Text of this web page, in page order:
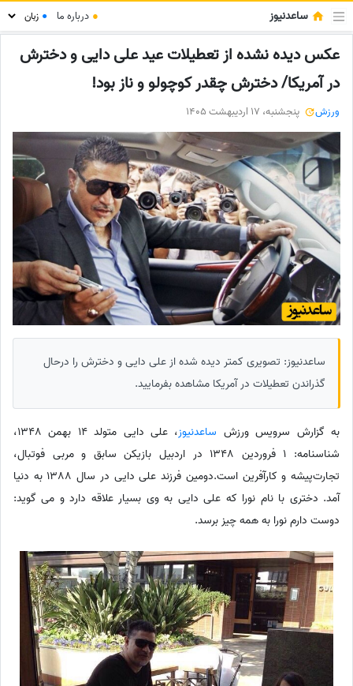
ساعدنیوز ● درباره ما ●
عکس دیده نشده از تعطیلات عید علی دایی و دخترش
در آمریکا/ دخترش چقدر کوچولو و ناز بود!
ورزش پنجشنبه، 17 اردیبهشت 1405
ساعدنیوز: تصویری کمتر دیده شده از علی دایی و دخترش را درحال
گذراندن تعطیلات در آمریکا مشاهده بفرمایید.
به گزارش سرویس ورزش ساعدنیوز
، علی دایی متولد 14 بهمن 1348،
شناسنامه: 1 فروردین 1348 در اردبیل بازیکن سابق و مربی فوتبال،
تجارت‌پیشه و کارآفرین است.دومین فرزند علی دایی در سال 1388 به دنیا
آمد. دختری با نام نورا که علی دایی به وی بسیار علاقه دارد و می گوید:
دوست دارم نورا به همه چیز برسد.